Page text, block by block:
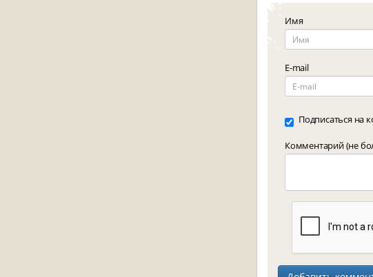
Имя
E-mail
Подписаться на
Комментарий (не